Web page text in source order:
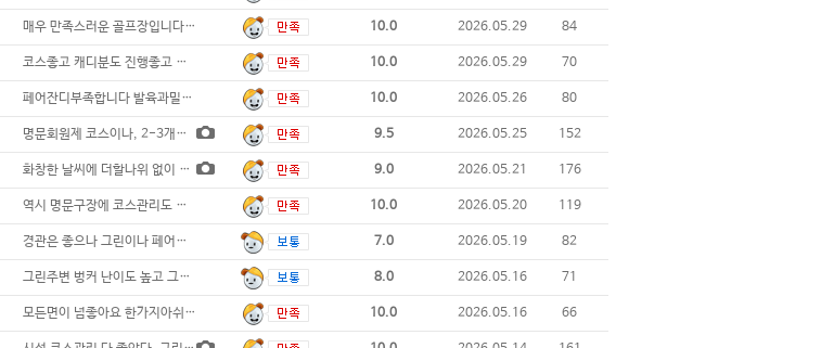
매우 만족스러운 골프장입니다... 10.0 2026.05.29 84
코스좋고 캐디분도 진행좋고 그린스피드가 약간 10.0 2026.05.29 70
페어잔디부족합니다 발육과밀도가부족... 10.0 2026.05.26 80
명문회원제 코스이나, 2-3개홀 티박 9.5 2026.05.25 152
화창한 날씨에 더할나위 없이 좋은 구장에서 9.0 2026.05.21 176
역시 명문구장에 코스관리도 잘되어 있네요.. 10.0 2026.05.20 119
경관은 좋으나 그린이나 페어상태는 좋지 않습 7.0 2026.05.19 82
그린주변 벙커 난이도 높고 그린스피드 높지만 8.0 2026.05.16 71
모든면이 넘좋아요 한가지아쉬운건 디봇이 조금 10.0 2026.05.16 66